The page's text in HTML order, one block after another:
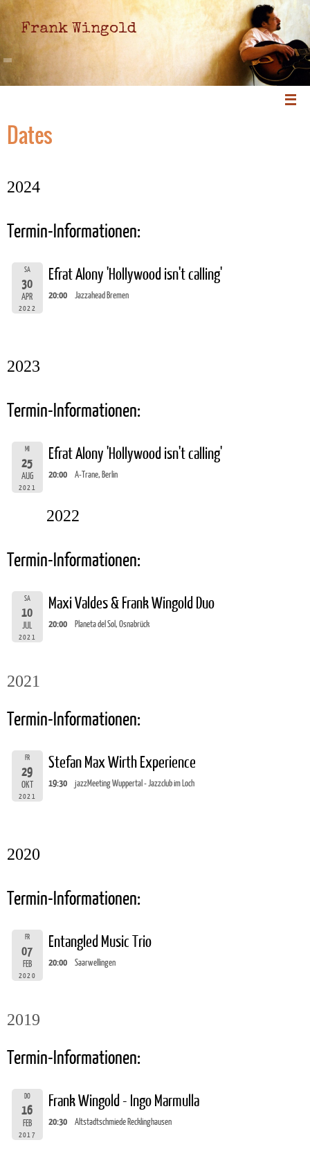
Frank Wingold
Dates
2024
Termin-Informationen:
SA
30
APR
2022
Efrat Alony 'Hollywood isn't calling'
20:00 Jazzahead Bremen
2023
Termin-Informationen:
MI
25
AUG
2021
Efrat Alony 'Hollywood isn't calling'
20:00 A-Trane, Berlin
2022
Termin-Informationen:
SA
10
JUL
2021
Maxi Valdes & Frank Wingold Duo
20:00 Planeta del Sol, Osnabrück
2021
Termin-Informationen:
FR
29
OKT
2021
Stefan Max Wirth Experience
19:30 jazzMeeting Wuppertal - Jazzclub im Loch
2020
Termin-Informationen:
FR
07
FEB
2020
Entangled Music Trio
20:00 Saarwellingen
2019
Termin-Informationen:
DO
16
FEB
2017
Frank Wingold - Ingo Marmulla
20:30 Altstadtschmiede Recklinghausen